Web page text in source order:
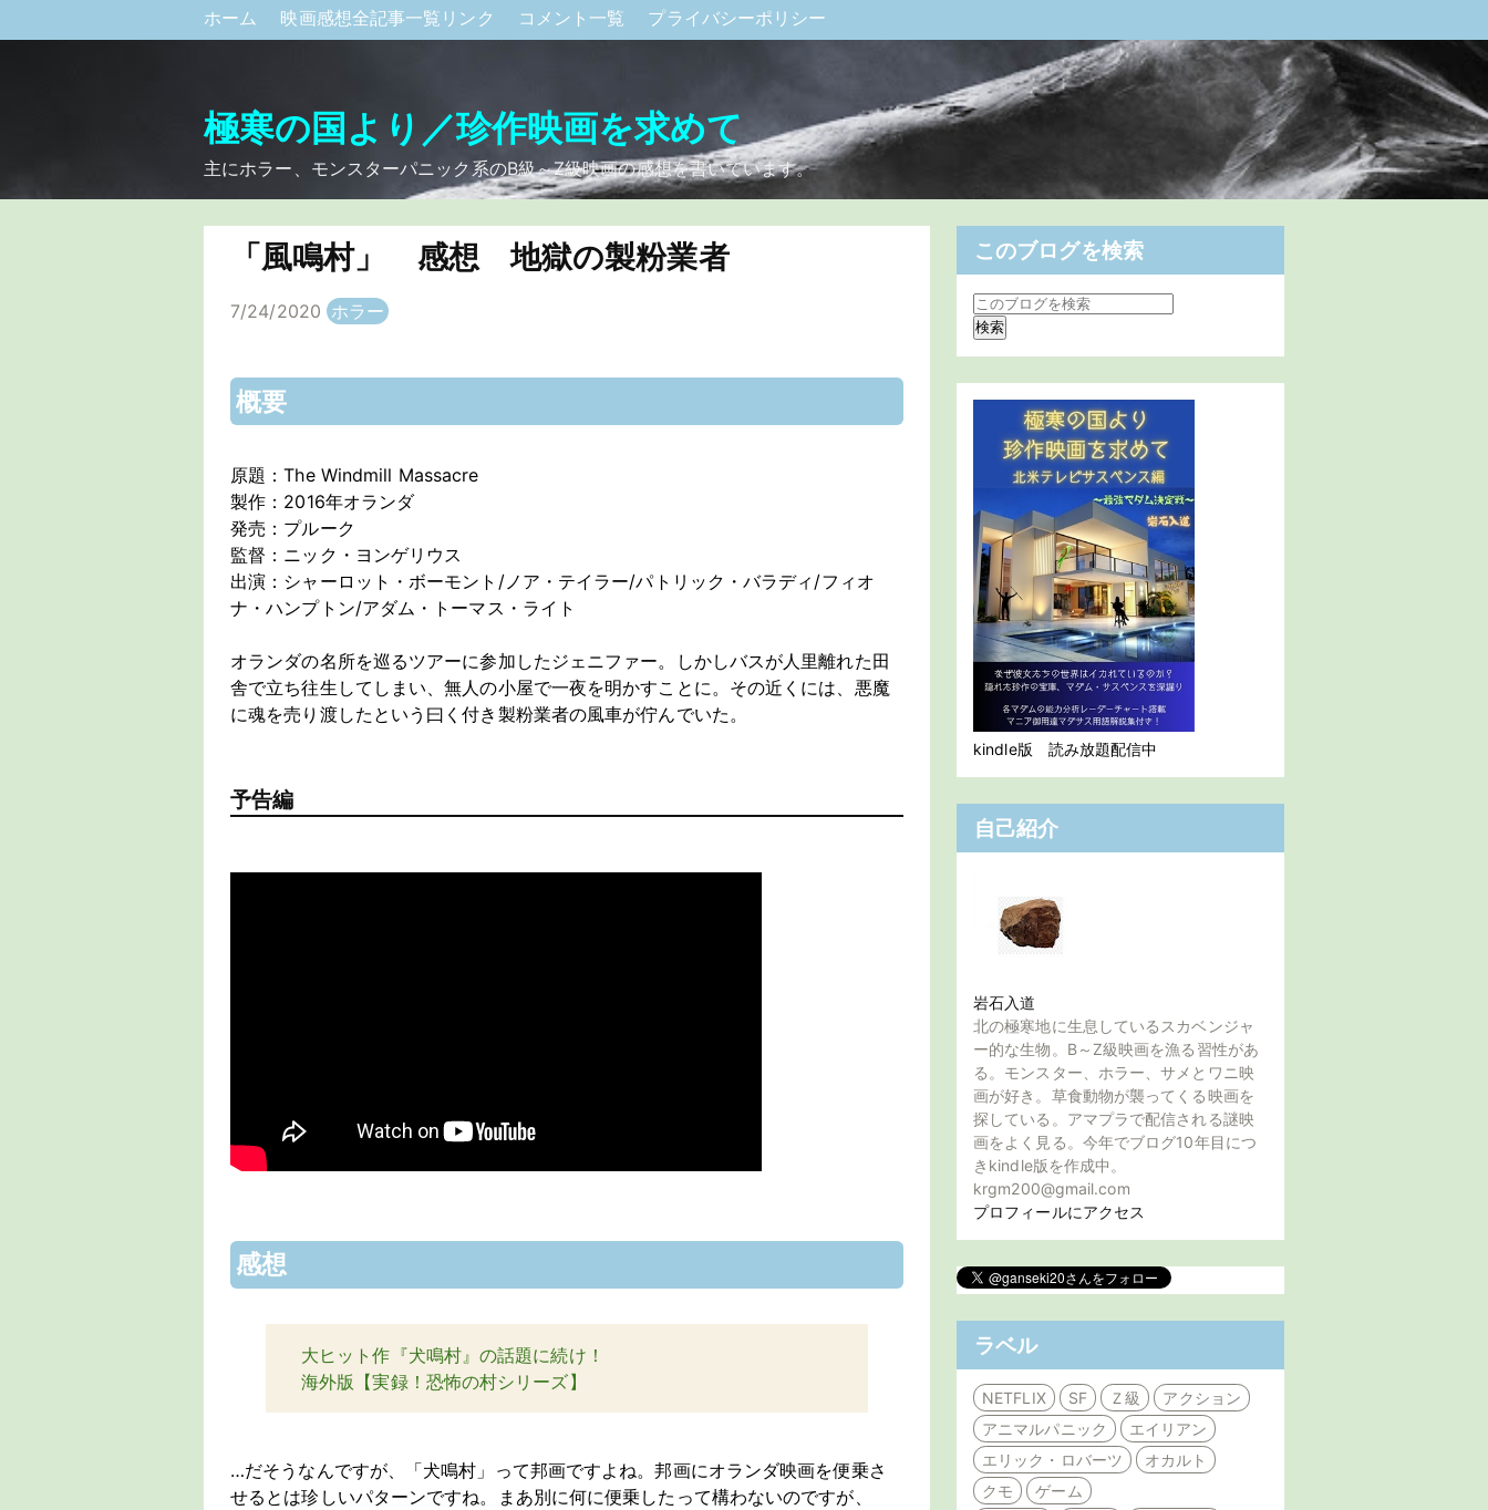
ホーム 映画感想全記事一覧リンク コメント一覧 プライバシーポリシー
極寒の国より／珍作映画を求めて
主にホラー、モンスターパニック系のB級～Z級映画の感想を書いています。
「風鳴村」 感想 地獄の製粉業者
7/24/2020 ホラー
概要
原題：The Windmill Massacre
製作：2016年オランダ
発売：プルーク
監督：ニック・ヨンゲリウス
出演：シャーロット・ボーモント/ノア・テイラー/パトリック・バラディ/フィオ
ナ・ハンプトン/アダム・トーマス・ライト
オランダの名所を巡るツアーに参加したジェニファー。しかしバスが人里離れた田
舎で立ち往生してしまい、無人の小屋で一夜を明かすことに。その近くには、悪魔
に魂を売り渡したという曰く付き製粉業者の風車が佇んでいた。
予告編
感想
大ヒット作『犬鳴村』の話題に続け！
海外版【実録！恐怖の村シリーズ】
…だそうなんですが、「犬鳴村」って邦画ですよね。邦画にオランダ映画を便乗さ
せるとは珍しいパターンですね。まあ別に何に便乗したって構わないのですが、
このブログを検索
kindle版 読み放題配信中
自己紹介
岩石入道
北の極寒地に生息しているスカベンジャ
ー的な生物。B～Z級映画を漁る習性があ
る。モンスター、ホラー、サメとワニ映
画が好き。草食動物が襲ってくる映画を
探している。アマプラで配信される謎映
画をよく見る。今年でブログ10年目につ
きkindle版を作成中。
krgm200@gmail.com
プロフィールにアクセス
ラベル
NETFLIX SF Ｚ級
アクション
アニマルパニック
エイリアン
エリック・ロバーツ
オカルト
クモ
ゲーム